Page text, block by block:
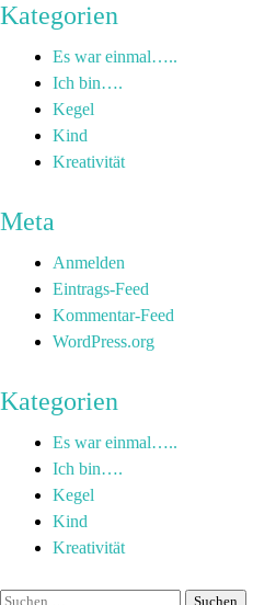
Kategorien
Es war einmal…..
Ich bin….
Kegel
Kind
Kreativität
Meta
Anmelden
Eintrags-Feed
Kommentar-Feed
WordPress.org
Kategorien
Es war einmal…..
Ich bin….
Kegel
Kind
Kreativität